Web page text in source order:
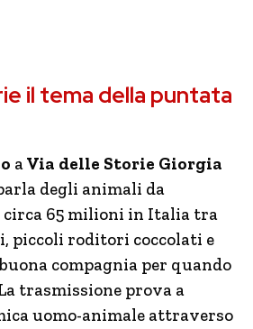
il tema della puntata
aVia delle Storie Giorgia
degli animali da
circa 65 milioni in Italia tra
piccoli roditori coccolati e
compagnia per quando
trasmissione prova a
uomo-animale attraverso